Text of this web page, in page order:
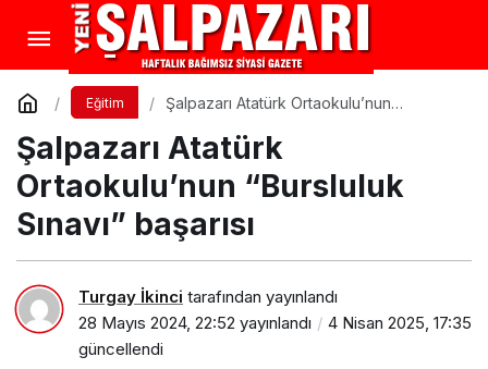
Eğitim
Şalpazarı Atatürk Ortaokulu’nun
Şalpazarı Atatürk
Ortaokulu’nun “Bursluluk
Sınavı” başarısı
Turgay İkinci tarafından yayınlandı
28 Mayıs 2024, 22:52 yayınlandı
4 Nisan 2025, 17:35
güncellendi